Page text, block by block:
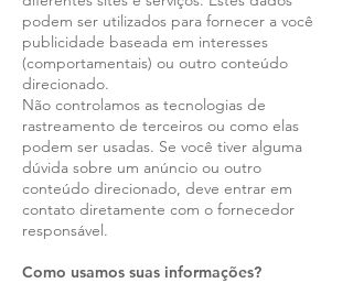
podem ser utilizados para fornecer a você
publicidade baseada em interesses
(comportamentais) ou outro conteúdo
direcionado.
Não controlamos as tecnologias de
rastreamento de terceiros ou como elas
podem ser usadas. Se você tiver alguma
dúvida sobre um anúncio ou outro
conteúdo direcionado, deve entrar em
contato diretamente com o fornecedor
responsável.
Como usamos suas informações?